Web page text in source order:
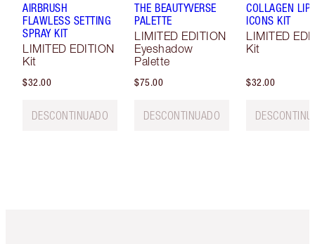
AIRBRUSH
FLAWLESS SETTING
SPRAY KIT
LIMITED EDITION
Kit
$32.00
DESCONTINUADO
THE BEAUTYVERSE
PALETTE
LIMITED EDITION
Eyeshadow
Palette
$75.00
DESCONTINUADO
COLLAGEN LIP
ICONS KIT
LIMITED
Kit
$32.00